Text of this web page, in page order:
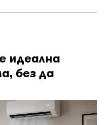
идеална
без да